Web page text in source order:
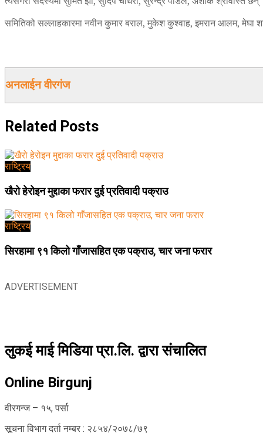
समितिको सल्लाहकारमा नवीन कुमार बराल, मुकेश कुश्वाह, इमरान आलम, मेघा
अनलाईन वीरगंज
Related Posts
राष्ट्रिय
खैरो हेरोइन मुद्दाका फरार दुई प्रतिवादी पक्राउ
राष्ट्रिय
सिरहामा ९१ किलो गाँजासहित एक पक्राउ, चार जना फरार
ADVERTISEMENT
लुकई माई मिडिया प्रा.लि. द्वारा संचालित
Online Birgunj
वीरगन्ज – १५, पर्सा
सूचना विभाग दर्ता नम्बर : २८५४/२०७८/७९